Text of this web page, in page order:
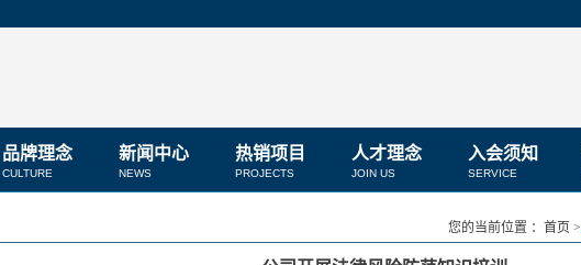
品牌理念
CULTURE
新闻中心
NEWS
热销项目
PROJECTS
人才理念
JOIN US
入会须知
SERVICE
您的当前位置 ：首页 >